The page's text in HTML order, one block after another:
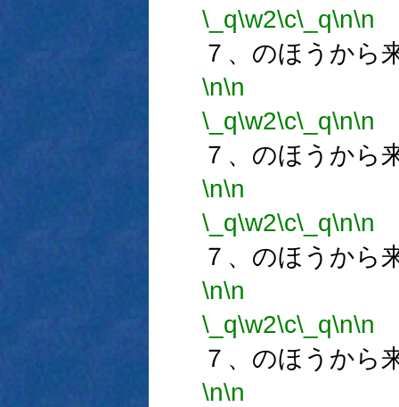
\_q\w2\c\_q\n\n
７、のほうから
\n\n
\_q\w2\c\_q\n\n
７、のほうから
\n\n
\_q\w2\c\_q\n\n
７、のほうから
\n\n
\_q\w2\c\_q\n\n
７、のほうから
\n\n